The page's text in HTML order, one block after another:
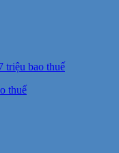
thuế